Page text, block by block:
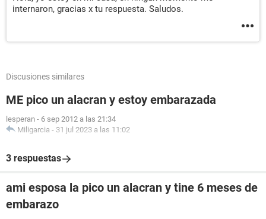
internaron, gracias x tu respuesta. Saludos.
Discusiones similares
ME pico un alacran y estoy embarazada
lesperan - 6 sep 2012 a las 21:34
Miligarcia - 31 jul 2023 a las 11:02
3 respuestas
ami esposa la pico un alacran y tine 6 meses de
embarazo